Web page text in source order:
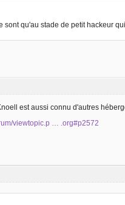
sont qu'au stade de petit hackeur
est aussi connu d'autres
viewtopic.p … .org#p2572